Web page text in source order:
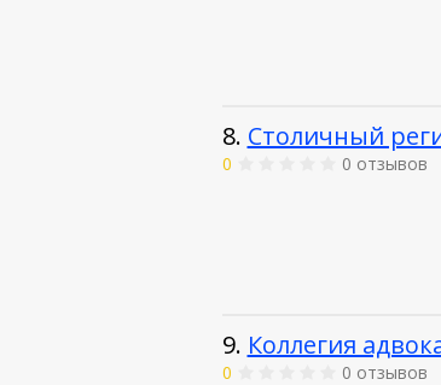
8. Столичный
0 0 отзывов
9. Коллегия
0 0 отзывов